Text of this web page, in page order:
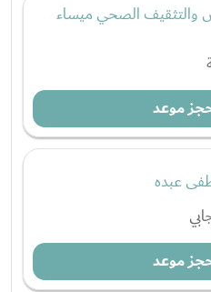
والتثقيف الصحي ميساء
موعد
عبده
موعد